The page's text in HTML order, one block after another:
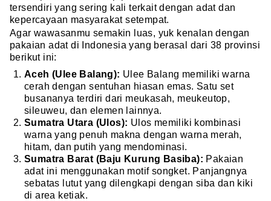
tersendiri yang sering kali terkait dengan adat dan
kepercayaan masyarakat setempat.
Agar wawasanmu semakin luas, yuk kenalan dengan
pakaian adat di Indonesia yang berasal dari 38 provinsi
berikut ini:
Aceh (Ulee Balang): Ulee Balang memiliki warna
cerah dengan sentuhan hiasan emas. Satu set
busananya terdiri dari meukasah, meukeutop,
sileuweu, dan elemen lainnya.
Sumatra Utara (Ulos): Ulos memiliki kombinasi
warna yang penuh makna dengan warna merah,
hitam, dan putih yang mendominasi.
Sumatra Barat (Baju Kurung Basiba): Pakaian
adat ini menggunakan motif songket. Panjangnya
sebatas lutut yang dilengkapi dengan siba dan kiki
di area ketiak.